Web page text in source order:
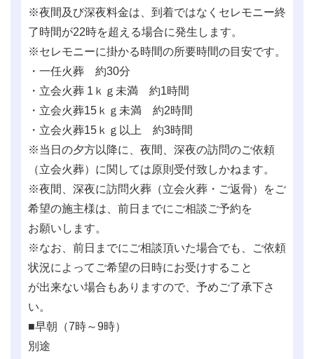
※夜間及び深夜料金は、到着ではなくセレモニー終
了時間が22時を超える場合に発生します。
※セレモニーに掛かる時間の所要時間の目安です。
・一任火葬 約30分
・立会火葬 1ｋｇ未満 約1時間
・立会火葬15ｋｇ未満 約2時間
・立会火葬15ｋｇ以上 約3時間
※当日の夕方以降に、夜間、深夜の訪問のご依頼
（立会火葬）に関しては原則受付致しかねます。
※夜間、深夜に訪問火葬（立会火葬・ご返骨）をご
希望の施主様は、前日までにご相談ご予約を
お願いします。
※なお、前日までにご相談頂いた場合でも、ご依頼
状況によってご希望の日時にお受けすること
が出来ない場合もありますので、予めご了承下さ
い。
■早朝（7時～9時）
別途